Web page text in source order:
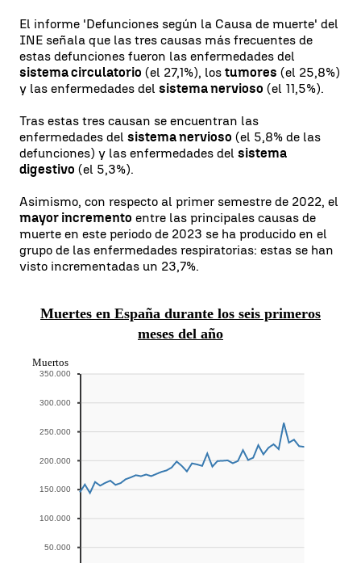
El informe 'Defunciones según la Causa de muerte' del
INE señala que las tres causas más frecuentes de
estas defunciones fueron las enfermedades del
sistema circulatorio (el 27,1%), los tumores (el 25,8%)
y las enfermedades del sistema nervioso (el 11,5%).
Tras estas tres causan se encuentran las
enfermedades del sistema nervioso (el 5,8% de las
defunciones) y las enfermedades del sistema
digestivo (el 5,3%).
Asimismo, con respecto al primer semestre de 2022, el
mayor incremento entre las principales causas de
muerte en este periodo de 2023 se ha producido en el
grupo de las enfermedades respiratorias: estas se han
visto incrementadas un 23,7%.